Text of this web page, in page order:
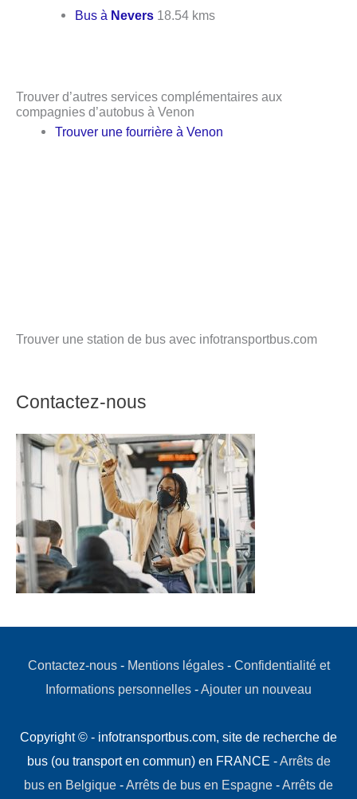
Bus à Nevers 18.54 kms
Trouver d’autres services complémentaires aux
compagnies d’autobus à Venon
Trouver une fourrière à Venon
Trouver une station de bus avec infotransportbus.com
Contactez-nous
Contactez-nous- Mentions légales- Confidentialité et
Informations personnelles -Ajouter un nouveau
Copyright © - infotransportbus.com, site de recherche de
bus (ou transport en commun) en FRANCE -Arrêts de
bus en Belgique -Arrêts de bus en Espagne -Arrêts de